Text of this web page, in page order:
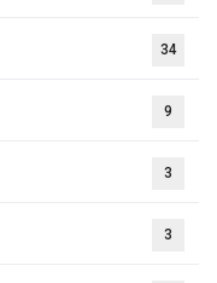
34
9
3
3